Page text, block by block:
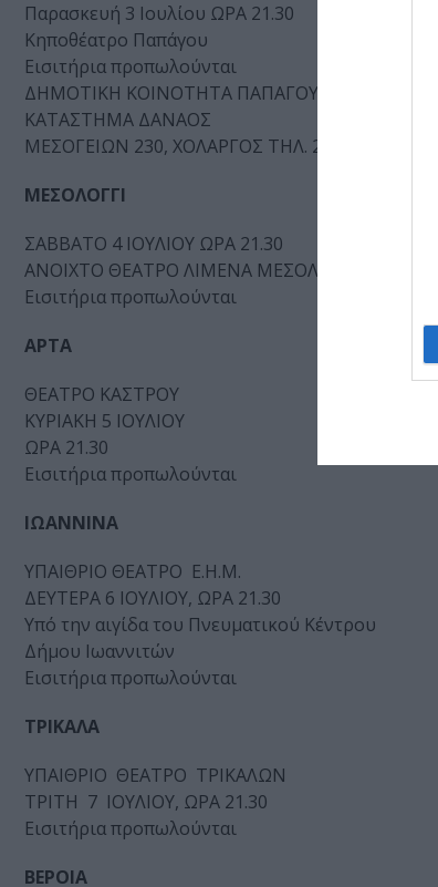
Παρασκευή 3 Ιουλίου ΩΡΑ 21.30
Κηποθέατρο Παπάγου
Εισιτήρια προπωλούνται
ΔΗΜΟΤΙΚΗ ΚΟΙΝΟΤΗΤΑ ΠΑΠΑΓΟΥ/ ΓΡΑΦΕΙΟ
ΚΑΤΑΣΤΗΜΑ ΔΑΝΑΟΣ
ΜΕΣΟΓΕΙΩΝ 230, ΧΟΛΑΡΓΟΣ ΤΗΛ. 210 6528301
ΜΕΣΟΛΟΓΓΙ
ΣΑΒΒΑΤΟ 4 ΙΟΥΛΙΟΥ ΩΡΑ 21.30
ΑΝΟΙΧΤΟ ΘΕΑΤΡΟ ΛΙΜΕΝΑ ΜΕΣΟΛΟΓΓΙΟΥ
Εισιτήρια προπωλούνται
ΑΡΤΑ
ΘΕΑΤΡΟ ΚΑΣΤΡΟΥ
ΚΥΡΙΑΚΗ 5 ΙΟΥΛΙΟΥ
ΩΡΑ 21.30
Εισιτήρια προπωλούνται
ΙΩΑΝΝΙΝΑ
ΥΠΑΙΘΡΙΟ ΘΕΑΤΡΟ Ε.Η.Μ.
ΔΕΥΤΕΡΑ 6 ΙΟΥΛΙΟΥ, ΩΡΑ 21.30
Yπό την αιγίδα του Πνευματικού Κέντρου
Δήμου Ιωαννιτών
Εισιτήρια προπωλούνται
ΤΡΙΚΑΛΑ
ΥΠΑΙΘΡΙΟ ΘΕΑΤΡΟ ΤΡΙΚΑΛΩΝ
ΤΡΙΤΗ 7 ΙΟΥΛΙΟΥ, ΩΡΑ 21.30
Εισιτήρια προπωλούνται
ΒΕΡΟΙΑ